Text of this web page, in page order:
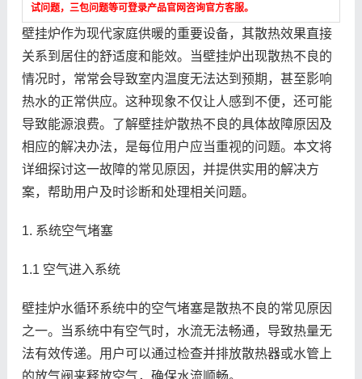
试问题，三包问题等可登录产品官网咨询官方客服。
壁挂炉作为现代家庭供暖的重要设备，其散热效果直接
关系到居住的舒适度和能效。当壁挂炉出现散热不良的
情况时，常常会导致室内温度无法达到预期，甚至影响
热水的正常供应。这种现象不仅让人感到不便，还可能
导致能源浪费。了解壁挂炉散热不良的具体故障原因及
相应的解决办法，是每位用户应当重视的问题。本文将
详细探讨这一故障的常见原因，并提供实用的解决方
案，帮助用户及时诊断和处理相关问题。
1. 系统空气堵塞
1.1 空气进入系统
壁挂炉水循环系统中的空气堵塞是散热不良的常见原因
之一。当系统中有空气时，水流无法畅通，导致热量无
法有效传递。用户可以通过检查并排放散热器或水管上
的放气阀来释放空气，确保水流顺畅。